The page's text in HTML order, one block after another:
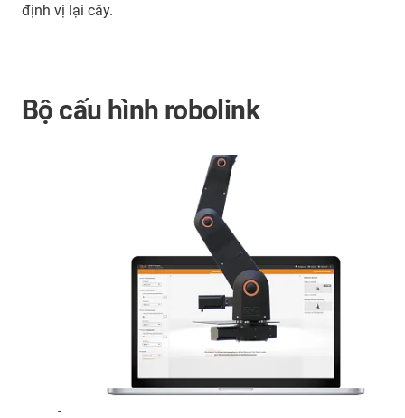
định vị lại cây.
Bộ cấu hình robolink
-